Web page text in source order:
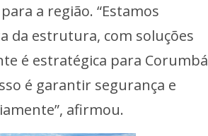
a região. “Estamos
da estrutura, com soluções
é estratégica para Corumbá
é garantir segurança e
afirmou.